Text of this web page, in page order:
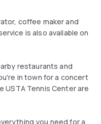
coffee maker and
is also available on
restaurants and
in town for a concert
USTA Tennis Center are
you need for a